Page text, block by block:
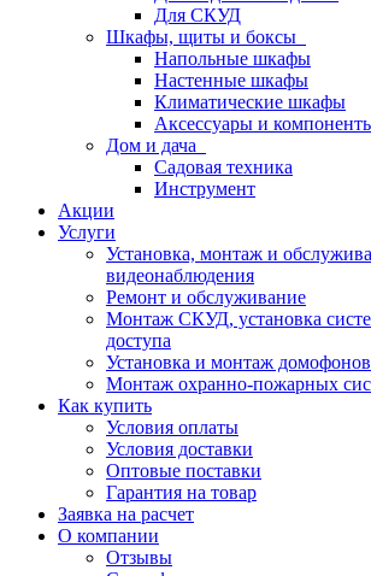
Для СКУД
Шкафы, щиты и боксы
Напольные шкафы
Настенные шкафы
Климатические шкафы
Аксессуары и
Дом и дача
Садовая техника
Инструмент
Акции
Услуги
Установка, монтаж и
видеонаблюдения
Ремонт и обслуживание
Монтаж СКУД, установка
доступа
Установка и монтаж домофонов
Монтаж охранно-пожарных
Как купить
Условия оплаты
Условия доставки
Оптовые поставки
Гарантия на товар
Заявка на расчет
О компании
Отзывы